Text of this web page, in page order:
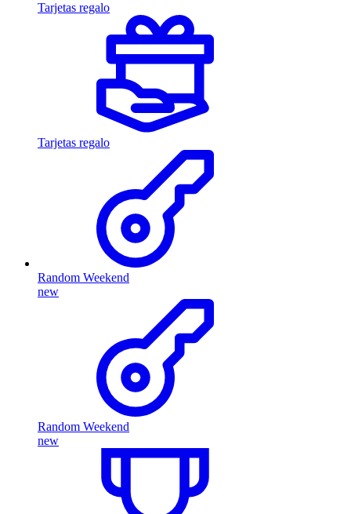
Tarjetas regalo
Tarjetas regalo
Random Weekend
new
Random Weekend
new